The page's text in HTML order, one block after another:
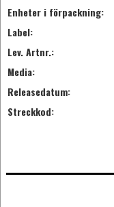
Enheter i förpackning:
Label:
Lev. Artnr.:
Media:
Releasedatum:
Streckkod: